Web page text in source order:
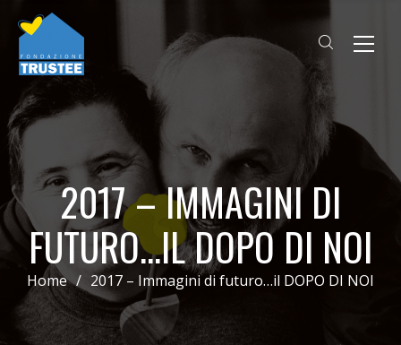
2017 – IMMAGINI DI
FUTURO…IL DOPO DI NOI
Home / 2017 – Immagini di futuro…il DOPO DI NOI